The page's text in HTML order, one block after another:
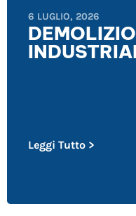
6 LUGLIO, 2026
Leggi Tutto >